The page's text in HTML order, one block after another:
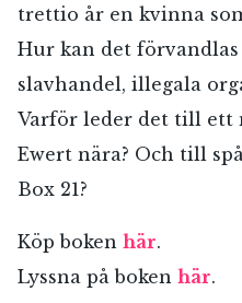
trettio år en kvinna
Hur kan det
slavhandel, illegala
Varför leder det till ett
Ewert nära? Och till
Box 21?
Köp boken här.
Lyssna på boken här.